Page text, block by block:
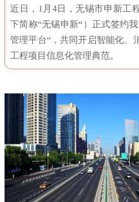
近日，1月4日，无锡市申新工
下简称“无锡申新“）正式签约
管理平台“，共同开启智能化、
工程项目信息化管理典范。